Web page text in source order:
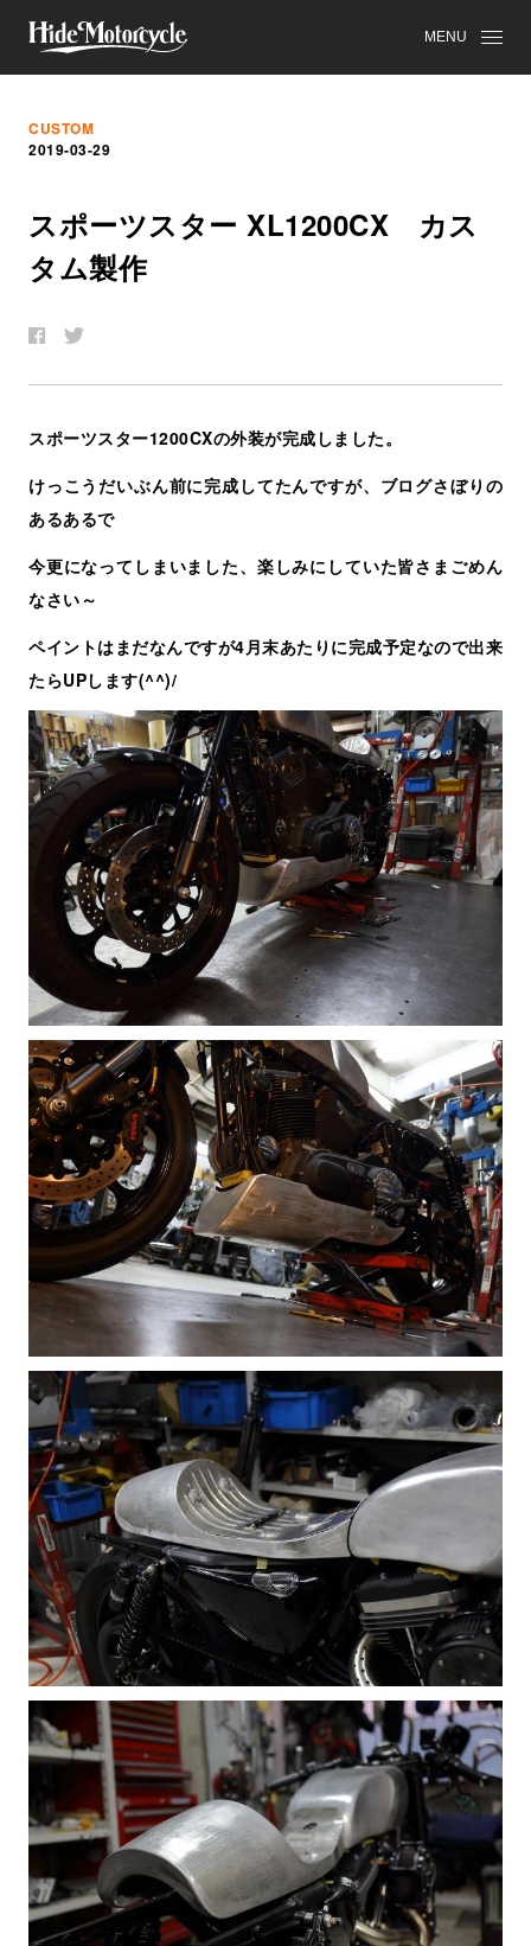
MENU
CUSTOM
2019-03-29
スポーツスター XL1200CX カス
タム製作
スポーツスター1200CXの外装が完成しました。
けっこうだいぶん前に完成してたんですが、ブログさぼりの
あるあるで
今更になってしまいました、楽しみにしていた皆さまごめん
なさい～
ペイントはまだなんですが4月末あたりに完成予定なので出来
たらUPします(^^)/